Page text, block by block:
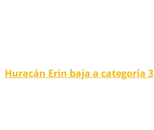
Huracán Erin baja a categoría 3